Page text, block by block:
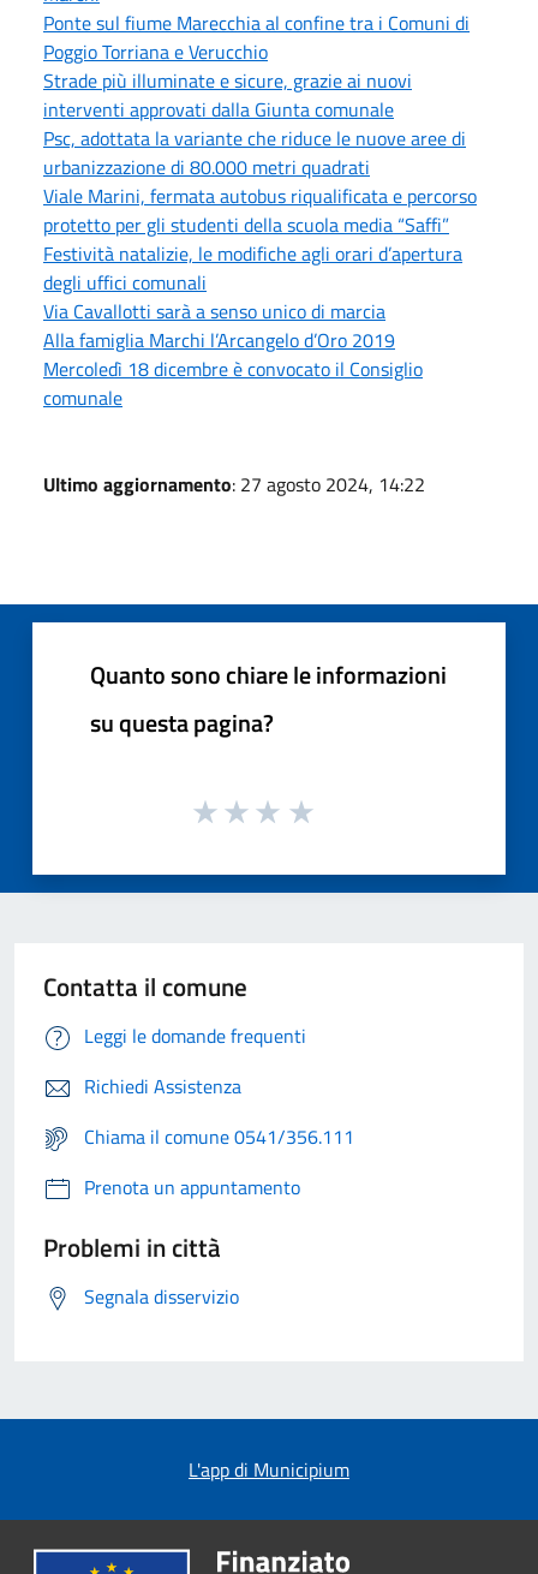
Ponte sul fiume Marecchia al confine tra i Comuni di
Poggio Torriana e Verucchio
Strade più illuminate e sicure, grazie ai nuovi
interventi approvati dalla Giunta comunale
Psc, adottata la variante che riduce le nuove aree di
urbanizzazione di 80.000 metri quadrati
Viale Marini, fermata autobus riqualificata e percorso
protetto per gli studenti della scuola media “Saffi”
Festività natalizie, le modifiche agli orari d’apertura
degli uffici comunali
Via Cavallotti sarà a senso unico di marcia
Alla famiglia Marchi l’Arcangelo d’Oro 2019
Mercoledì 18 dicembre è convocato il Consiglio
comunale
Ultimo aggiornamento: 27 agosto 2024, 14:22
Quanto sono chiare le informazioni
su questa pagina?
Contatta il comune
Leggi le domande frequenti
Richiedi Assistenza
Chiama il comune 0541/356.111
Prenota un appuntamento
Problemi in città
Segnala disservizio
L'app di Municipium